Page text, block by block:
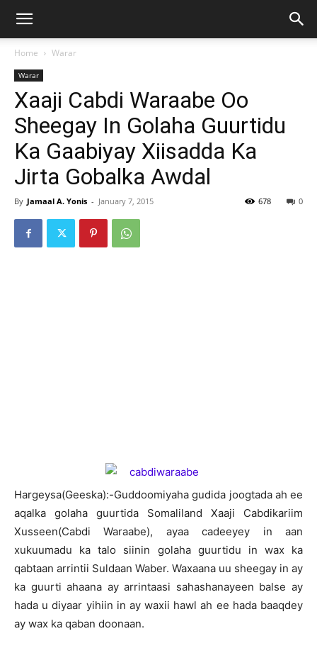
Home Warar
Warar
Xaaji Cabdi Waraabe Oo
Sheegay In Golaha Guurtidu
Ka Gaabiyay Xiisadda Ka
Jirta Gobalka Awdal
By Jamaal A. Yonis - January 7, 2015 0
678
Hargeysa(Geeska):-Guddoomiyaha gudida joogtada ah ee
aqalka golaha guurtida Somaliland Xaaji Cabdikariim
Xusseen(Cabdi Waraabe), ayaa cadeeyey in aan
xukuumadu ka talo siinin golaha guurtidu in wax ka
qabtaan arrintii Suldaan Waber. Waxaana uu sheegay in ay
ka guurti ahaana ay arrintaasi sahashanayeen balse ay
hada u diyaar yihiin in ay waxii hawl ah ee hada baaqdey
ay wax ka qaban doonaan.